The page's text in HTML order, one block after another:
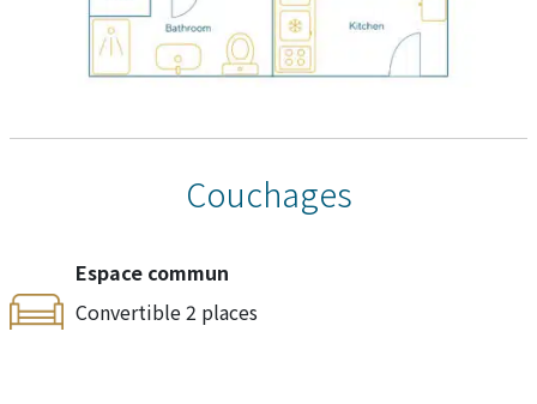
Couchages
Espace commun
Convertible 2 places